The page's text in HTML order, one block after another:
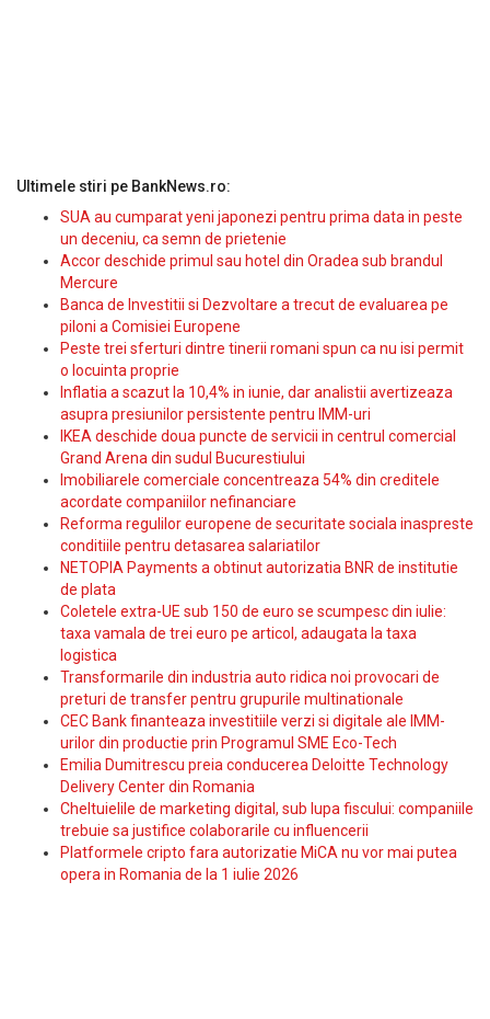
Ultimele stiri pe BankNews.ro:
SUA au cumparat yeni japonezi pentru prima data in peste
un deceniu, ca semn de prietenie
Accor deschide primul sau hotel din Oradea sub brandul
Mercure
Banca de Investitii si Dezvoltare a trecut de evaluarea pe
piloni a Comisiei Europene
Peste trei sferturi dintre tinerii romani spun ca nu isi permit
o locuinta proprie
Inflatia a scazut la 10,4% in iunie, dar analistii avertizeaza
asupra presiunilor persistente pentru IMM-uri
IKEA deschide doua puncte de servicii in centrul comercial
Grand Arena din sudul Bucurestiului
Imobiliarele comerciale concentreaza 54% din creditele
acordate companiilor nefinanciare
Reforma regulilor europene de securitate sociala inaspreste
conditiile pentru detasarea salariatilor
NETOPIA Payments a obtinut autorizatia BNR de institutie
de plata
Coletele extra-UE sub 150 de euro se scumpesc din iulie:
taxa vamala de trei euro pe articol, adaugata la taxa
logistica
Transformarile din industria auto ridica noi provocari de
preturi de transfer pentru grupurile multinationale
CEC Bank finanteaza investitiile verzi si digitale ale IMM-
urilor din productie prin Programul SME Eco-Tech
Emilia Dumitrescu preia conducerea Deloitte Technology
Delivery Center din Romania
Cheltuielile de marketing digital, sub lupa fiscului: companiile
trebuie sa justifice colaborarile cu influencerii
Platformele cripto fara autorizatie MiCA nu vor mai putea
opera in Romania de la 1 iulie 2026